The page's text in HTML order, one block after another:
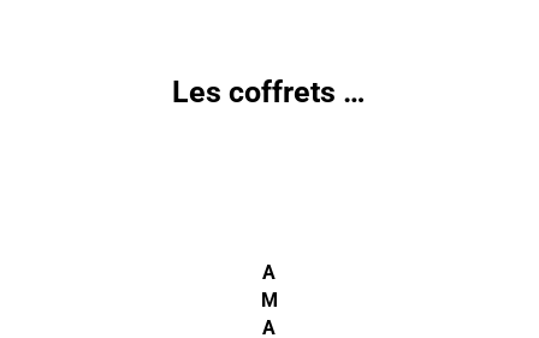
Les coffrets …
A
M
A